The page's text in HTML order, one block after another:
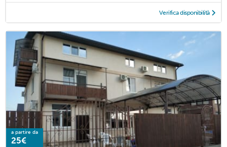
Verifica disponibilità
a partire da
25€